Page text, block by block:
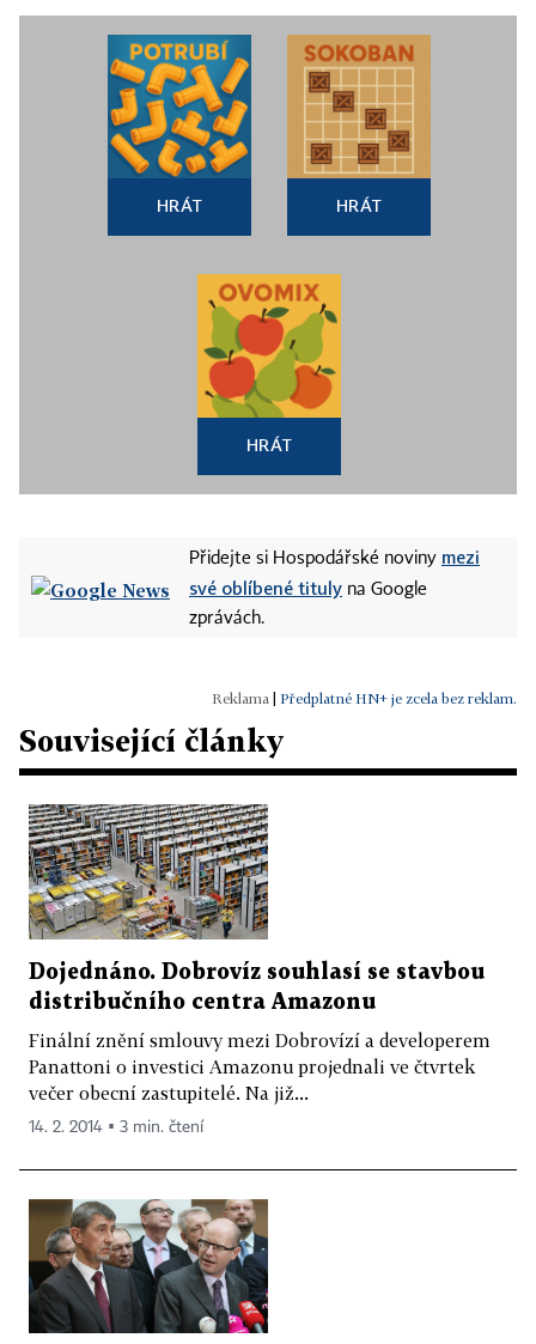
HRÁT HRÁT
HRÁT
Přidejte si Hospodářské noviny mezi
své oblíbené tituly na Google
zprávách.
Předplatné HN+ je zcela bez reklam.
Související články
Dojednáno. Dobrovíz souhlasí se stavbou
distribučního centra Amazonu
Finální znění smlouvy mezi Dobrovízí a developerem
Panattoni o investici Amazonu projednali ve čtvrtek
večer obecní zastupitelé. Na již...
14. 2. 2014 ▪ 3 min. čtení